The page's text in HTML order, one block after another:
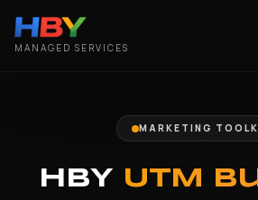
MANAGED SERVICES
MARKETING
HBY UTM